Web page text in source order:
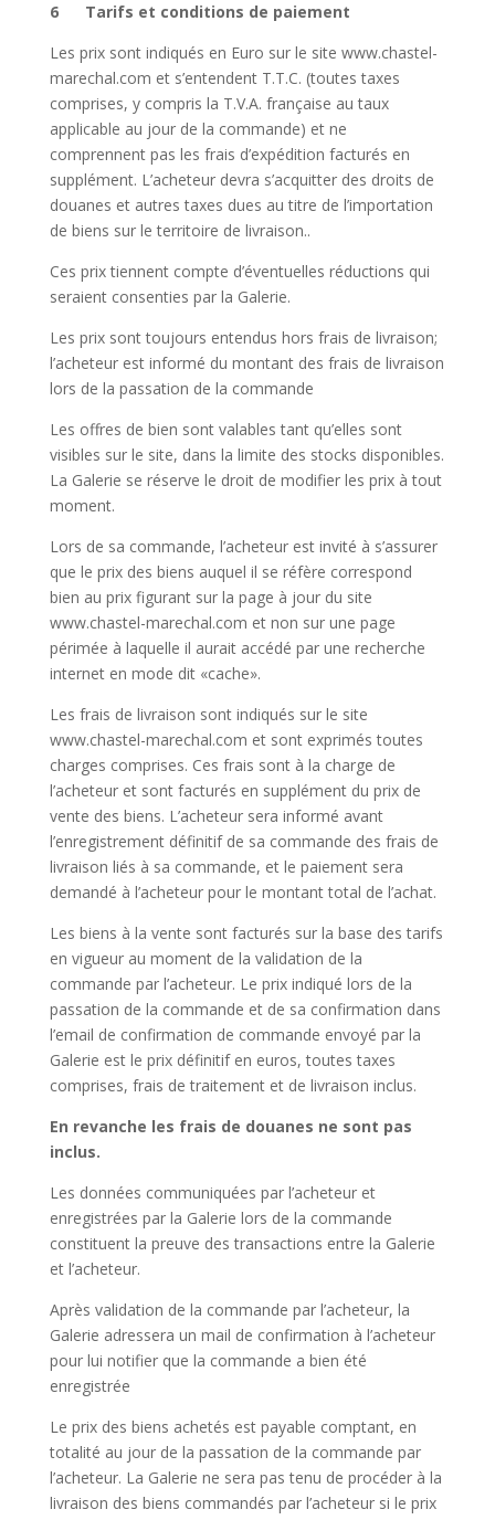
6 Tarifs et conditions de paiement
Les prix sont indiqués en Euro sur le site www.chastel-
marechal.com et s’entendent T.T.C. (toutes taxes
comprises, y compris la T.V.A. française au taux
applicable au jour de la commande) et ne
comprennent pas les frais d’expédition facturés en
supplément. L’acheteur devra s’acquitter des droits de
douanes et autres taxes dues au titre de l’importation
de biens sur le territoire de livraison..
Ces prix tiennent compte d’éventuelles réductions qui
seraient consenties par la Galerie.
Les prix sont toujours entendus hors frais de livraison;
l’acheteur est informé du montant des frais de livraison
lors de la passation de la commande
Les offres de bien sont valables tant qu’elles sont
visibles sur le site, dans la limite des stocks disponibles.
La Galerie se réserve le droit de modifier les prix à tout
moment.
Lors de sa commande, l’acheteur est invité à s’assurer
que le prix des biens auquel il se réfère correspond
bien au prix figurant sur la page à jour du site
www.chastel-marechal.com et non sur une page
périmée à laquelle il aurait accédé par une recherche
internet en mode dit «cache».
Les frais de livraison sont indiqués sur le site
www.chastel-marechal.com et sont exprimés toutes
charges comprises. Ces frais sont à la charge de
l’acheteur et sont facturés en supplément du prix de
vente des biens. L’acheteur sera informé avant
l’enregistrement définitif de sa commande des frais de
livraison liés à sa commande, et le paiement sera
demandé à l’acheteur pour le montant total de l’achat.
Les biens à la vente sont facturés sur la base des tarifs
en vigueur au moment de la validation de la
commande par l’acheteur. Le prix indiqué lors de la
passation de la commande et de sa confirmation dans
l’email de confirmation de commande envoyé par la
Galerie est le prix définitif en euros, toutes taxes
comprises, frais de traitement et de livraison inclus.
En revanche les frais de douanes ne sont pas
inclus.
Les données communiquées par l’acheteur et
enregistrées par la Galerie lors de la commande
constituent la preuve des transactions entre la Galerie
et l’acheteur.
Après validation de la commande par l’acheteur, la
Galerie adressera un mail de confirmation à l’acheteur
pour lui notifier que la commande a bien été
enregistrée
Le prix des biens achetés est payable comptant, en
totalité au jour de la passation de la commande par
l’acheteur. La Galerie ne sera pas tenu de procéder à la
livraison des biens commandés par l’acheteur si le prix